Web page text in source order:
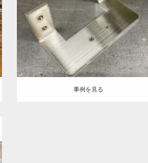
Category:ステンレス-#400(研磨) 半導
体部品
ヘアーライン処理
事例を見る
事例を見る